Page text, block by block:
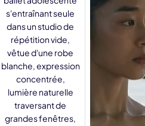
s'entraînant seule
dans un studio de
répétition vide,
vêtue d'une robe
blanche, expression
concentrée,
lumière naturelle
traversant de
grandes fenêtres,